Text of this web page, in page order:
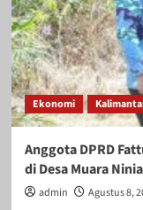
Ekonomi
Anggota DPRD
di Desa Muara
admin Agustus 8,